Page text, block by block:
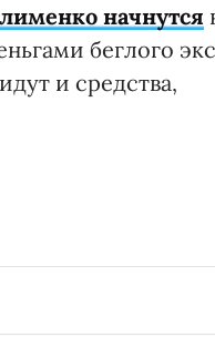
начнутся
беглого
и средства,